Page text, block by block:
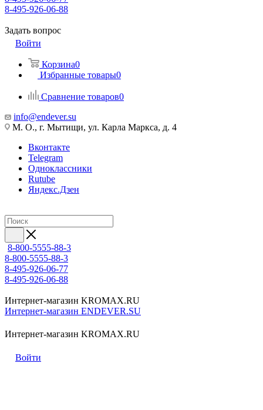
8-495-926-06-88
Задать вопрос
Войти
Корзина0
Избранные товары0
Сравнение товаров0
info@endever.su
М. О., г. Мытищи, ул. Карла Маркса, д. 4
Вконтакте
Telegram
Одноклассники
Rutube
Яндекс.Дзен
8-800-5555-88-3
8-800-5555-88-3
8-495-926-06-77
8-495-926-06-88
Интернет-магазин KROMAX.RU
Интернет-магазин ENDEVER.SU
Интернет-магазин KROMAX.RU
Войти